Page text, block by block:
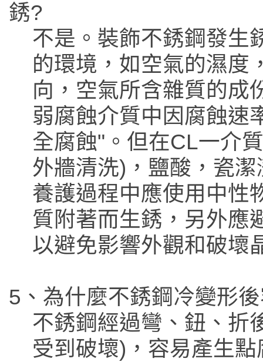
銹?
不是。裝飾不銹鋼發生
的環境，如空氣的濕度
向，空氣所含雜質的成
弱腐蝕介質中因腐蝕速
全腐蝕"。但在CL一介
外牆清洗)，鹽酸，瓷
養護過程中應使用中性
質附著而生銹，另外應
以避免影響外觀和破壞
5、為什麼不銹鋼冷變形
不銹鋼經過彎、鈕、折
受到破壞)，容易產生